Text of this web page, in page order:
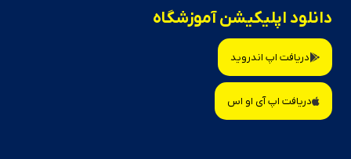
دانلود اپلیکیشن آموزشگاه
دریافت اپ اندروید
دریافت اپ آی او اس